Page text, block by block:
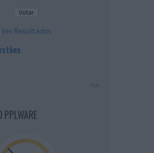
Ver Resultados
PUB
PPLWARE